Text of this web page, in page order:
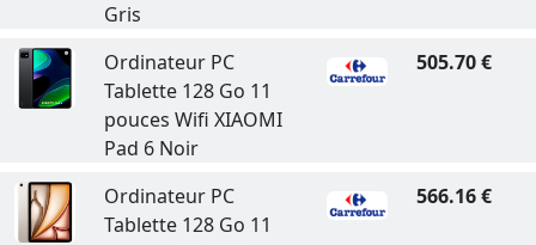
Gris
Ordinateur PC
Tablette 128 Go 11
pouces Wifi XIAOMI
Pad 6 Noir
505.70 €
Ordinateur PC
Tablette 128 Go 11
566.16 €